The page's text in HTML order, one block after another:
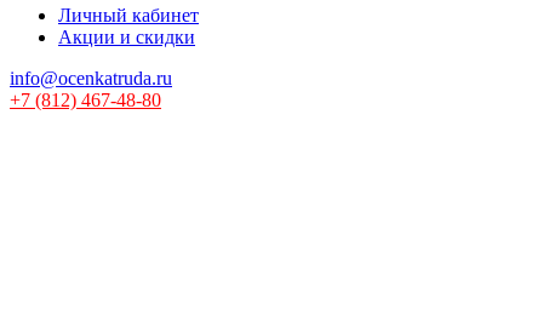
Личный кабинет
Акции и скидки
info@ocenkatruda.ru
+7 (812) 467-48-80